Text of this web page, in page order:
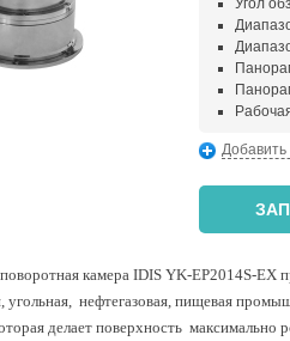
Угол
Добавить
камера IDIS YK-EP2014S-EX
угольная, нефтегазовая, пищевая
делает поверхность максимально